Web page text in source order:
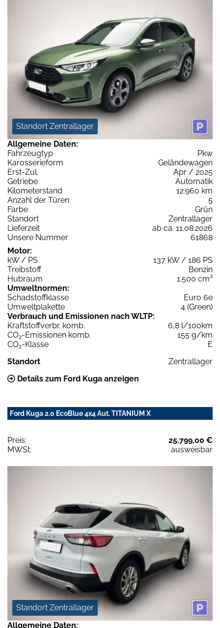
Standort Zentrallager
Allgemeine Daten:
Fahrzeugtyp
Pkw
Karosserieform
Geländewagen
Erst-Zul.
Apr / 2025
Getriebe
Automatik
Kilometerstand
12.960 km
Anzahl der Türen
5
Farbe
Grün
Standort
Zentrallager
Lieferzeit
ab ca. 11.08.2026
Unsere Nummer
61868
Motor:
kW / PS
137 kW / 186 PS
Treibstoff
Benzin
Hubraum
1.500 cm³
Umweltnormen:
Schadstoffklasse
Euro 6e
Umweltplakette
4 (Green)
Verbrauch und Emissionen nach WLTP:
Kraftstoffverbr. komb.
6,8 l/100km
CO2-Emissionen komb.
155 g/km
CO2-Klasse
E
Standort
Zentrallager
Details zum Ford Kuga anzeigen
Ford Kuga 2.0 EcoBlue 4x4 Aut. TITANIUM X
Preis:
25.799,00 €
MWSt:
ausweisbar
Standort Zentrallager
Allgemeine Daten: